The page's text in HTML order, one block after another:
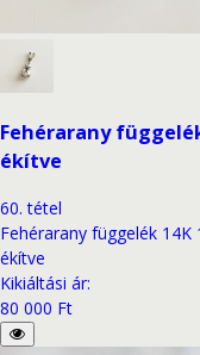
Fehérarany
ékítve
60. tétel
Fehérarany függelék
ékítve
Kikiáltási ár:
80 000 Ft